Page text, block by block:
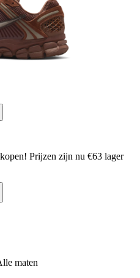
Prijzen zijn nu €63 lager
maten